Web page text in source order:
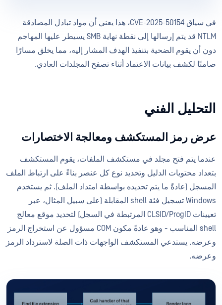
في سياق CVE-2025-50154، هذا يعني أن مواد تبادل المصادقة
NTLM قد يتم إرسالها إلى نقطة نهاية SMB يسيطر عليها المهاجم
دون أن يقوم الضحية بتنفيذ الهدف المشار إليه، مما يخلق مسارًا
صامتًا لكشف بيانات الاعتماد أثناء تصفح المجلدات العادي.
التحليل الفني
عرض رمز المستكشف ومعالجة الاختصارات
عندما يتم فتح مجلد في مستكشف الملفات، يقوم المستكشف
بتعداد محتويات الدليل وتحديد نوع كل عنصر بناءً على ارتباط الملف
المسجل (عادةً ما يتم تحديده بواسطة امتداد الملف). ثم يستخدم
Windows تسجيل فئة shell المقابلة (على سبيل المثال، عبر
تعيينات CLSID/ProgID المرتبطة في السجل) لتحديد موقع معالج
shell المناسب - وهو عادةً مكون COM مسؤول عن استخراج الرمز
وعرضه. يستدعي المستكشف الواجهات ذات الصلة لاسترداد الرمز
وعرضه.